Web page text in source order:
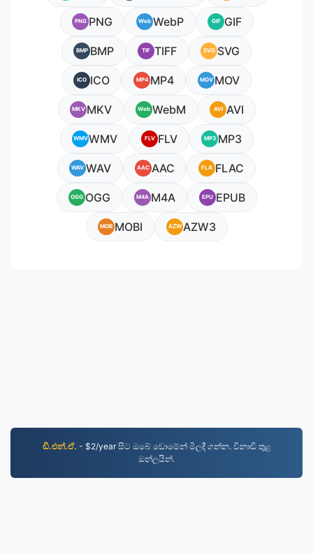
PNG PNG Web WebP GIF GIF
BMP BMP TIF TIFF SVG SVG
ICO ICO MP4 MP4 MOV MOV
MKV MKV Web WebM AVI AVI
WMVWMV FLV FLV MP3 MP3
WAV WAV AAC AAC FLA FLAC
OGG OGG M4A M4A EPU EPUB
MOB MOBI AZWAZW3
ඩී.එන්.ඒ. - $2/year සිට ඔබේ ඩොමේන් මිලදී ගන්න. විනාඩි තුළ
ඔන්ලයින්.